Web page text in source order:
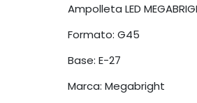
Ampolleta LED
Formato: G45
Base: E-27
Marca: Megabright